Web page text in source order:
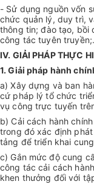
- Sử dụng nguồn vốn
chức quản lý, duy trì,
thông tin; đào tạo, bồi
công tác tuyên
IV. GIẢI PHÁP THỰC
1. Giải pháp hành
a) Xây dựng và ban
cứ pháp lý tổ chức
vụ công trực tuyến
b) Cải cách hành
trong đó xác định
tảng để triển khai
c) Gắn mức độ cung
công tác cải cách
khen thưởng đối với